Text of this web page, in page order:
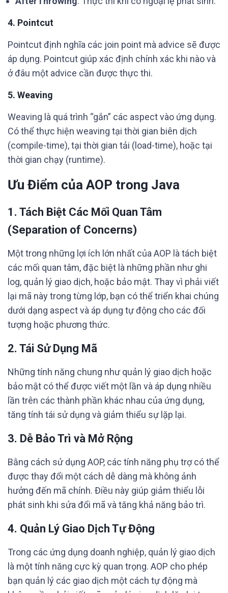
4. Pointcut
Pointcut định nghĩa các join point mà advice sẽ được
áp dụng. Pointcut giúp xác định chính xác khi nào và
ở đâu một advice cần được thực thi.
5. Weaving
Weaving là quá trình “gắn” các aspect vào ứng dụng.
Có thể thực hiện weaving tại thời gian biên dịch
(compile-time), tại thời gian tải (load-time), hoặc tại
thời gian chạy (runtime).
Ưu Điểm của AOP trong Java
1. Tách Biệt Các Mối Quan Tâm
(Separation of Concerns)
Một trong những lợi ích lớn nhất của AOP là tách biệt
các mối quan tâm, đặc biệt là những phần như ghi
log, quản lý giao dịch, hoặc bảo mật. Thay vì phải viết
lại mã này trong từng lớp, bạn có thể triển khai chúng
dưới dạng aspect và áp dụng tự động cho các đối
tượng hoặc phương thức.
2. Tái Sử Dụng Mã
Những tính năng chung như quản lý giao dịch hoặc
bảo mật có thể được viết một lần và áp dụng nhiều
lần trên các thành phần khác nhau của ứng dụng,
tăng tính tái sử dụng và giảm thiểu sự lặp lại.
3. Dễ Bảo Trì và Mở Rộng
Bằng cách sử dụng AOP, các tính năng phụ trợ có thể
được thay đổi một cách dễ dàng mà không ảnh
hưởng đến mã chính. Điều này giúp giảm thiểu lỗi
phát sinh khi sửa đổi mã và tăng khả năng bảo trì.
4. Quản Lý Giao Dịch Tự Động
Trong các ứng dụng doanh nghiệp, quản lý giao dịch
là một tính năng cực kỳ quan trọng. AOP cho phép
bạn quản lý các giao dịch một cách tự động mà